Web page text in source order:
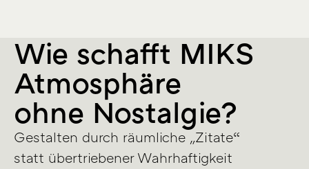
Wie schafft MIKS
Atmosphäre
ohne Nostalgie?
Gestalten durch räumliche „Zitate“
statt übertriebener Wahrhaftigkeit